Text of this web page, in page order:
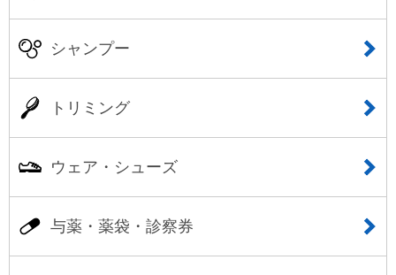
シャンプー
トリミング
ウェア・シューズ
与薬・薬袋・診察券